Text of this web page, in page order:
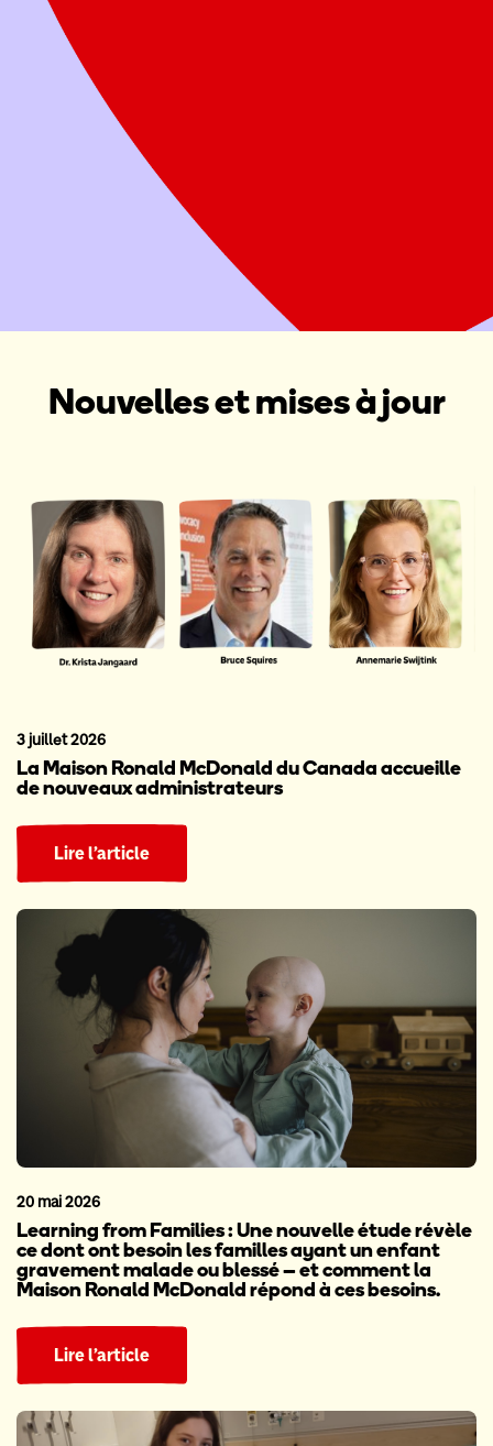
Attribuer ce don à une Maison Ronald McDonald, une Salle
familiale Ronald McDonald ou une collecte de fonds dans
votre région
Donner maintenant
Organiser une collecte de fonds
Nouvelles et mises à jour
3 juillet 2026
La Maison Ronald McDonald du Canada accueille
de nouveaux administrateurs
Lire l’article
20 mai 2026
Learning from Families : Une nouvelle étude révèle
ce dont ont besoin les familles ayant un enfant
gravement malade ou blessé – et comment la
Maison Ronald McDonald répond à ces besoins.
Lire l’article